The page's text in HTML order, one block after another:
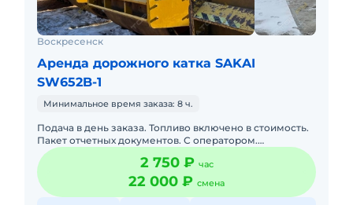
Воскресенск
Аренда дорожного катка SAKAI
SW652B-1
Минимальное время заказа: 8 ч.
Подача в день заказа. Топливо включено в стоимость.
Пакет отчетных документов. С оператором.
Долгосрочная аренда. Краткосрочная аренда. Сейчас
свободна.
2 750 ₽ час
22 000 ₽ смена